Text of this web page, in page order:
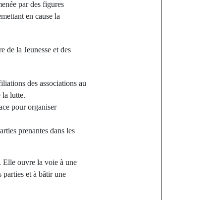
par des figures
en cause la
de la Jeunesse et des
des associations au
la lutte.
pour organiser
prenantes dans les
Elle ouvre la voie à une
et à bâtir une